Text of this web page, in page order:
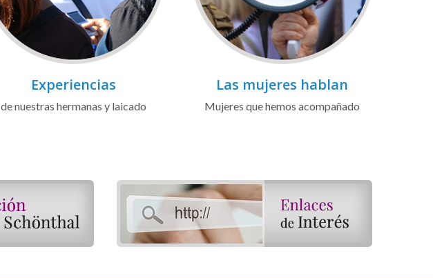
Experiencias
de nuestras hermanas y laicado
Las mujeres hablan
Mujeres que hemos acompañado